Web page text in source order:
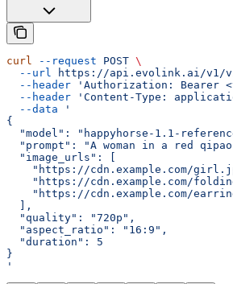
curl --request POST \
  --url
https://api.evolink.ai/v1/
  --header
'Authorization: Bearer
  --header
'Content-Type:
  --data
'
{
"model": "happyhorse-1.1-
"prompt": "A woman in a red
  "image_urls": [
"https://cdn.example.com/
"https://cdn.example.com/
"https://cdn.example.com/
  ],
  "quality": "720p",
  "aspect_ratio": "16:9",
  "duration": 5
}
'